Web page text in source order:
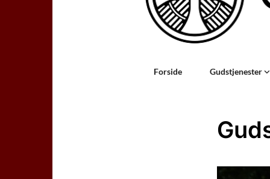
Forside Gudstjenester